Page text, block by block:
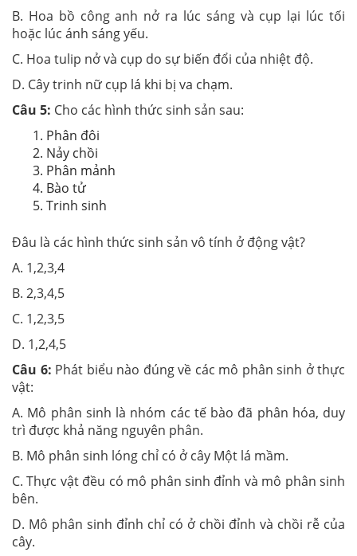
B. Hoa bồ công anh nở ra lúc sáng và cụp lại lúc tối
hoặc lúc ánh sáng yếu.
C. Hoa tulip nở và cụp do sự biến đổi của nhiệt độ.
D. Cây trinh nữ cụp lá khi bị va chạm.
Câu 5: Cho các hình thức sinh sản sau:
Phân đôi
Nảy chồi
Phân mảnh
Bào tử
Trinh sinh
Đâu là các hình thức sinh sản vô tính ở động vật?
A. 1,2,3,4
B. 2,3,4,5
C. 1,2,3,5
D. 1,2,4,5
Câu 6: Phát biểu nào đúng về các mô phân sinh ở thực
vật:
A. Mô phân sinh là nhóm các tế bào đã phân hóa, duy
trì được khả năng nguyên phân.
B. Mô phân sinh lóng chỉ có ở cây Một lá mầm.
C. Thực vật đều có mô phân sinh đỉnh và mô phân sinh
bên.
D. Mô phân sinh đỉnh chỉ có ở chồi đỉnh và chồi rễ của
cây.